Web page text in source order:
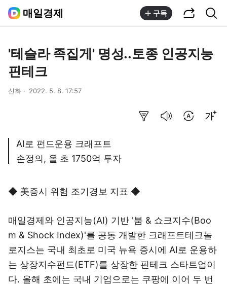
매일경제 구독
'테슬라 족집게' 명성..토종 인공지능
핀테크
신화 2022. 5. 8. 17:57
AI로 펀드운용 크래프트
손정의, 올 초 1750억 투자
◆ 美증시 위험 조기경보 지표 ◆
매일경제와 인공지능(AI) 기반 '붐 & 쇼크지수(Boo
m & Shock Index)'를 공동 개발한 크래프트테크놀
로지스는 국내 최초로 미국 뉴욕 증시에 AI로 운용하
는 상장지수펀드(ETF)를 상장한 핀테크 스타트업이
다. 올해 초에는 국내 기업으로는 쿠팡에 이어 두 번